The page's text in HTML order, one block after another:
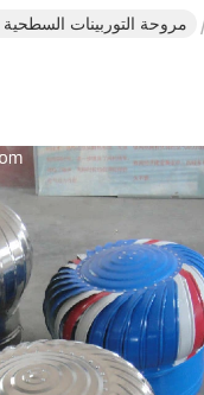
مروحة التوربينات